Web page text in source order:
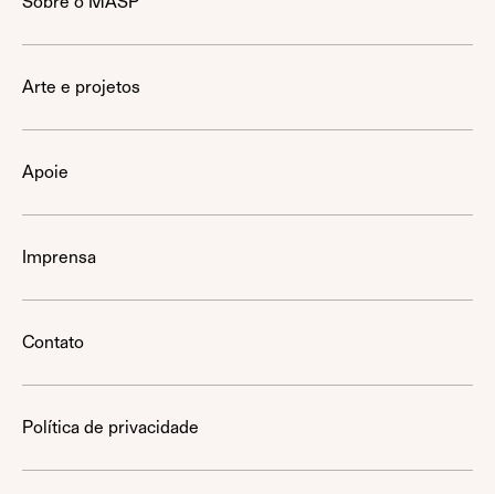
Arte e projetos
Apoie
Imprensa
Contato
Política de privacidade